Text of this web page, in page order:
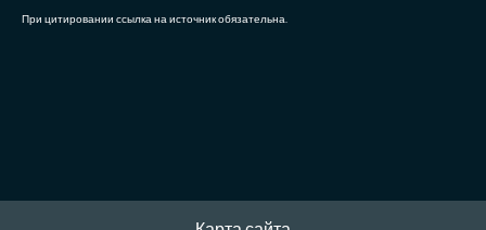
При цитировании ссылка на источник обязательна.